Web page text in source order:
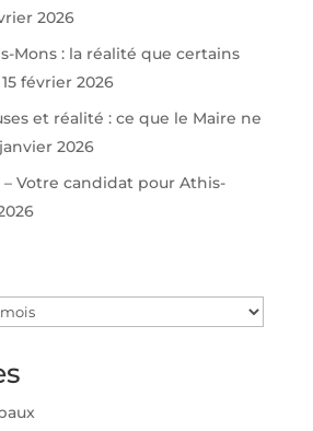
2026
Mons : la réalité que certains
15 février 2026
et réalité : ce que le Maire ne
2026
– Votre candidat pour Athis-